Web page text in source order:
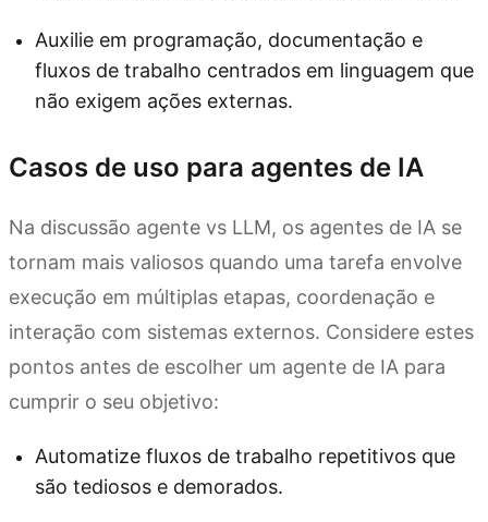
Auxilie em programação, documentação e
fluxos de trabalho centrados em linguagem que
não exigem ações externas.
Casos de uso para agentes de IA
Na discussão agente vs LLM, os agentes de IA se
tornam mais valiosos quando uma tarefa envolve
execução em múltiplas etapas, coordenação e
interação com sistemas externos. Considere estes
pontos antes de escolher um agente de IA para
cumprir o seu objetivo:
Automatize fluxos de trabalho repetitivos que
são tediosos e demorados.